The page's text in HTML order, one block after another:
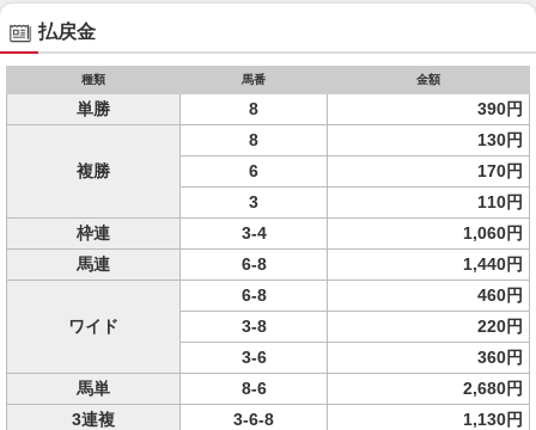
払戻金
種類 馬番 金額
単勝 8 390円
複勝
8
130円
6
170円
3
110円
枠連
3-4
1,060円
馬連
6-8 1,440円
ワイド
6-8
460円
3-8
220円
3-6
360円
馬単
8-6
2,680円
3連複
3-6-8
1,130円